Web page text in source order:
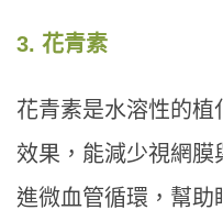
3. 花青素
花青素是水溶性的植
效果，能減少視網膜
進微血管循環，幫助